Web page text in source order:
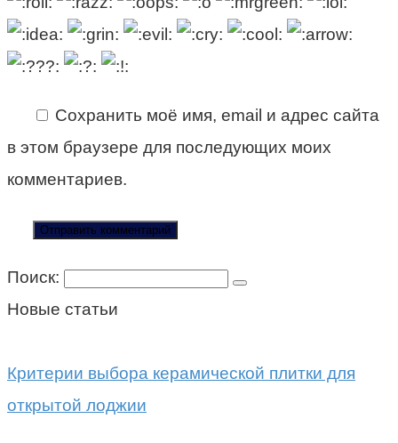
Сохранить моё имя, email и адрес сайта
в этом браузере для последующих моих
комментариев.
Поиск:
Новые статьи
Критерии выбора керамической плитки для
открытой лоджии